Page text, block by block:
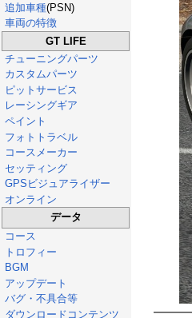
追加車種(PSN)
車両の特徴
GT LIFE
チューニングパーツ
カスタムパーツ
ピットサービス
レーシングギア
ペイント
フォトトラベル
コースメーカー
セッティング
GPSビジュアライザー
オンライン
データ
コース
トロフィー
BGM
アップデート
バグ・不具合等
ダウンロードコンテンツ